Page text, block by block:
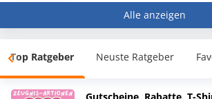
Alle anzeigen
Top Ratgeber Neuste Ratgeber